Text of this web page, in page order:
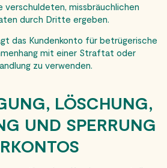
verschuldeten, missbräuchlichen
durch Dritte ergeben.
das Kundenkonto für betrügerische
mit einer Straftat oder
zu verwenden.
LÖSCHUNG,
UND SPERRUNG